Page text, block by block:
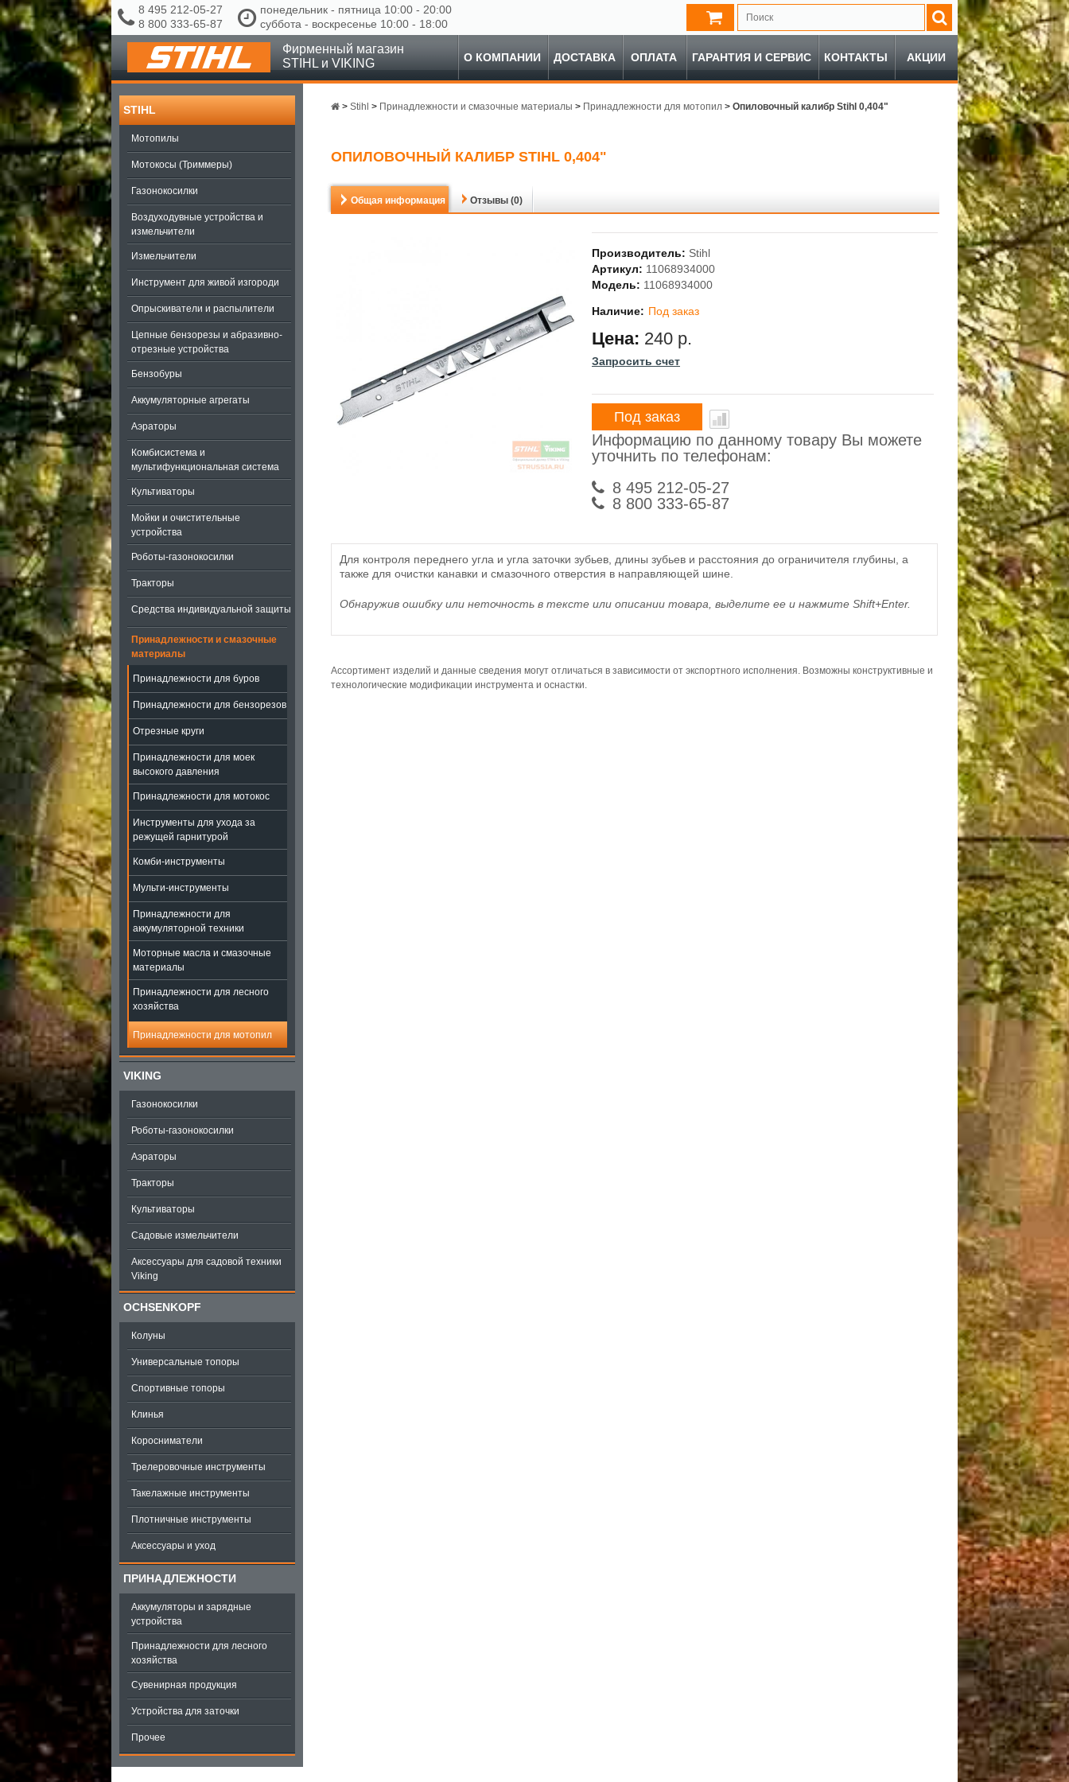
8 495 212-05-27
8 800 333-65-87
понедельник - пятница 10:00 - 20:00
суббота - воскресенье 10:00 - 18:00
Фирменный магазин
STIHL и VIKING
О КОМПАНИИ ДОСТАВКА ОПЛАТА ГАРАНТИЯ И СЕРВИС КОНТАКТЫ АКЦИИ
STIHL
Мотопилы
Мотокосы (Триммеры)
Газонокосилки
Воздуходувные устройства и
измельчители
Измельчители
Инструмент для живой изгороди
Опрыскиватели и распылители
Цепные бензорезы и абразивно-
отрезные устройства
Бензобуры
Аккумуляторные агрегаты
Аэраторы
Комбисистема и
мультифункциональная система
Культиваторы
Мойки и очистительные
устройства
Роботы-газонокосилки
Тракторы
Средства индивидуальной защиты
Принадлежности и смазочные
материалы
Принадлежности для буров
Принадлежности для бензорезов
Отрезные круги
Принадлежности для моек
высокого давления
Принадлежности для мотокос
Инструменты для ухода за
режущей гарнитурой
Комби-инструменты
Мульти-инструменты
Принадлежности для
аккумуляторной техники
Моторные масла и смазочные
материалы
Принадлежности для лесного
хозяйства
Принадлежности для мотопил
VIKING
Газонокосилки
Роботы-газонокосилки
Аэраторы
Тракторы
Культиваторы
Садовые измельчители
Аксессуары для садовой техники
Viking
OCHSENKOPF
Колуны
Универсальные топоры
Спортивные топоры
Клинья
Коросниматели
Трелеровочные инструменты
Такелажные инструменты
Плотничные инструменты
Аксессуары и уход
ПРИНАДЛЕЖНОСТИ
Аккумуляторы и зарядные
устройства
Принадлежности для лесного
хозяйства
Сувенирная продукция
Устройства для заточки
Прочее
> Stihl > Принадлежности и смазочные материалы > Принадлежности для мотопил > Опиловочный калибр Stihl 0,404"
ОПИЛОВОЧНЫЙ КАЛИБР STIHL 0,404"
Общая информация Отзывы (0)
Производитель: Stihl
Артикул: 11068934000
Модель: 11068934000
Наличие: Под заказ
Цена: 240 р.
Запросить счет
Под заказ
Информацию по данному товару Вы можете
уточнить по телефонам:
8 495 212-05-27
8 800 333-65-87
Для контроля переднего угла и угла заточки зубьев, длины зубьев и расстояния до ограничителя глубины, а
также для очистки канавки и смазочного отверстия в направляющей шине.
Обнаружив ошибку или неточность в тексте или описании товара, выделите ее и нажмите Shift+Enter.
Ассортимент изделий и данные сведения могут отличаться в зависимости от экспортного исполнения. Возможны конструктивные и
технологические модификации инструмента и оснастки.